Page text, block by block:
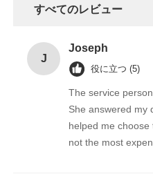
すべてのレビュー
J
Joseph
役に立つ (5)
The service
She answered my
helped me choose
not the most